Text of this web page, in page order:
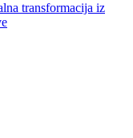
transformacija iz